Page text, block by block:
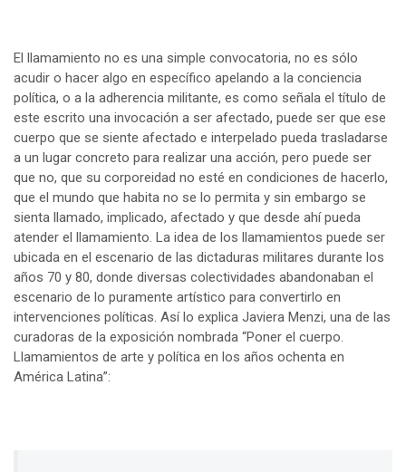
El llamamiento no es una simple convocatoria, no es sólo
acudir o hacer algo en específico apelando a la conciencia
política, o a la adherencia militante, es como señala el título de
este escrito una invocación a ser afectado, puede ser que ese
cuerpo que se siente afectado e interpelado pueda trasladarse
a un lugar concreto para realizar una acción, pero puede ser
que no, que su corporeidad no esté en condiciones de hacerlo,
que el mundo que habita no se lo permita y sin embargo se
sienta llamado, implicado, afectado y que desde ahí pueda
atender el llamamiento. La idea de los llamamientos puede ser
ubicada en el escenario de las dictaduras militares durante los
años 70 y 80, donde diversas colectividades abandonaban el
escenario de lo puramente artístico para convertirlo en
intervenciones políticas. Así lo explica Javiera Menzi, una de las
curadoras de la exposición nombrada “Poner el cuerpo.
Llamamientos de arte y política en los años ochenta en
América Latina”: